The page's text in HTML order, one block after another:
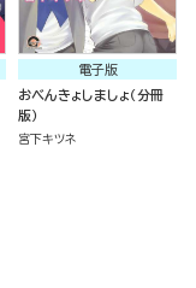
電子版
おべんきょしましょ（分冊
版）
宮下キツネ